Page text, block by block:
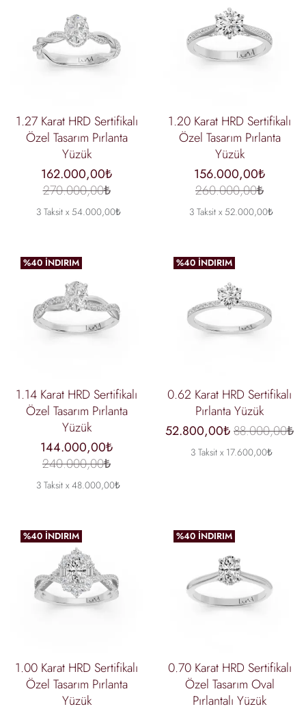
1.27 Karat HRD Sertifikalı
Özel Tasarım Pırlanta
Yüzük
162.000,00₺
270.000,00₺
3 Taksit x 54.000,00₺
1.20 Karat HRD Sertifikalı
Özel Tasarım Pırlanta
Yüzük
156.000,00₺
260.000,00₺
3 Taksit x 52.000,00₺
%40 İNDIRIM
1.14 Karat HRD Sertifikalı
Özel Tasarım Pırlanta
Yüzük
144.000,00₺
240.000,00₺
3 Taksit x 48.000,00₺
%40 İNDIRIM
0.62 Karat HRD Sertifikalı
Pırlanta Yüzük
52.800,00₺88.000,00₺
3 Taksit x 17.600,00₺
%40 İNDIRIM
1.00 Karat HRD Sertifikalı
Özel Tasarım Pırlanta
Yüzük
%40 İNDIRIM
0.70 Karat HRD Sertifikalı
Özel Tasarım Oval
Pırlantalı Yüzük